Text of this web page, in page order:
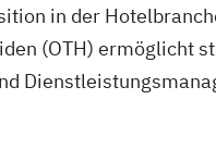
in der
(OTH) ermöglicht